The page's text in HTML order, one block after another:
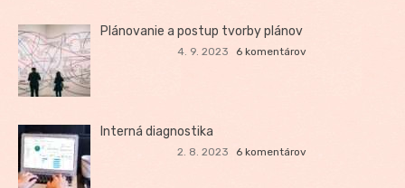
Plánovanie a postup tvorby plánov
4. 9. 2023 6 komentárov
Interná diagnostika
2. 8. 2023 6 komentárov